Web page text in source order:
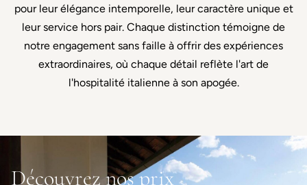
pour leur élégance intemporelle, leur caractère unique et
leur service hors pair. Chaque distinction témoigne de
notre engagement sans faille à offrir des expériences
extraordinaires, où chaque détail reflète l'art de
l'hospitalité italienne à son apogée.
Découvrez nos prix